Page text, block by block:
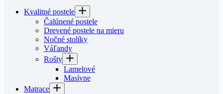
Kvalitné postele
Čalúnené postele
Drevené postele na mieru
Nočné stolíky
Váľandy
Rošty
Lamelové
Masívne
Matrace